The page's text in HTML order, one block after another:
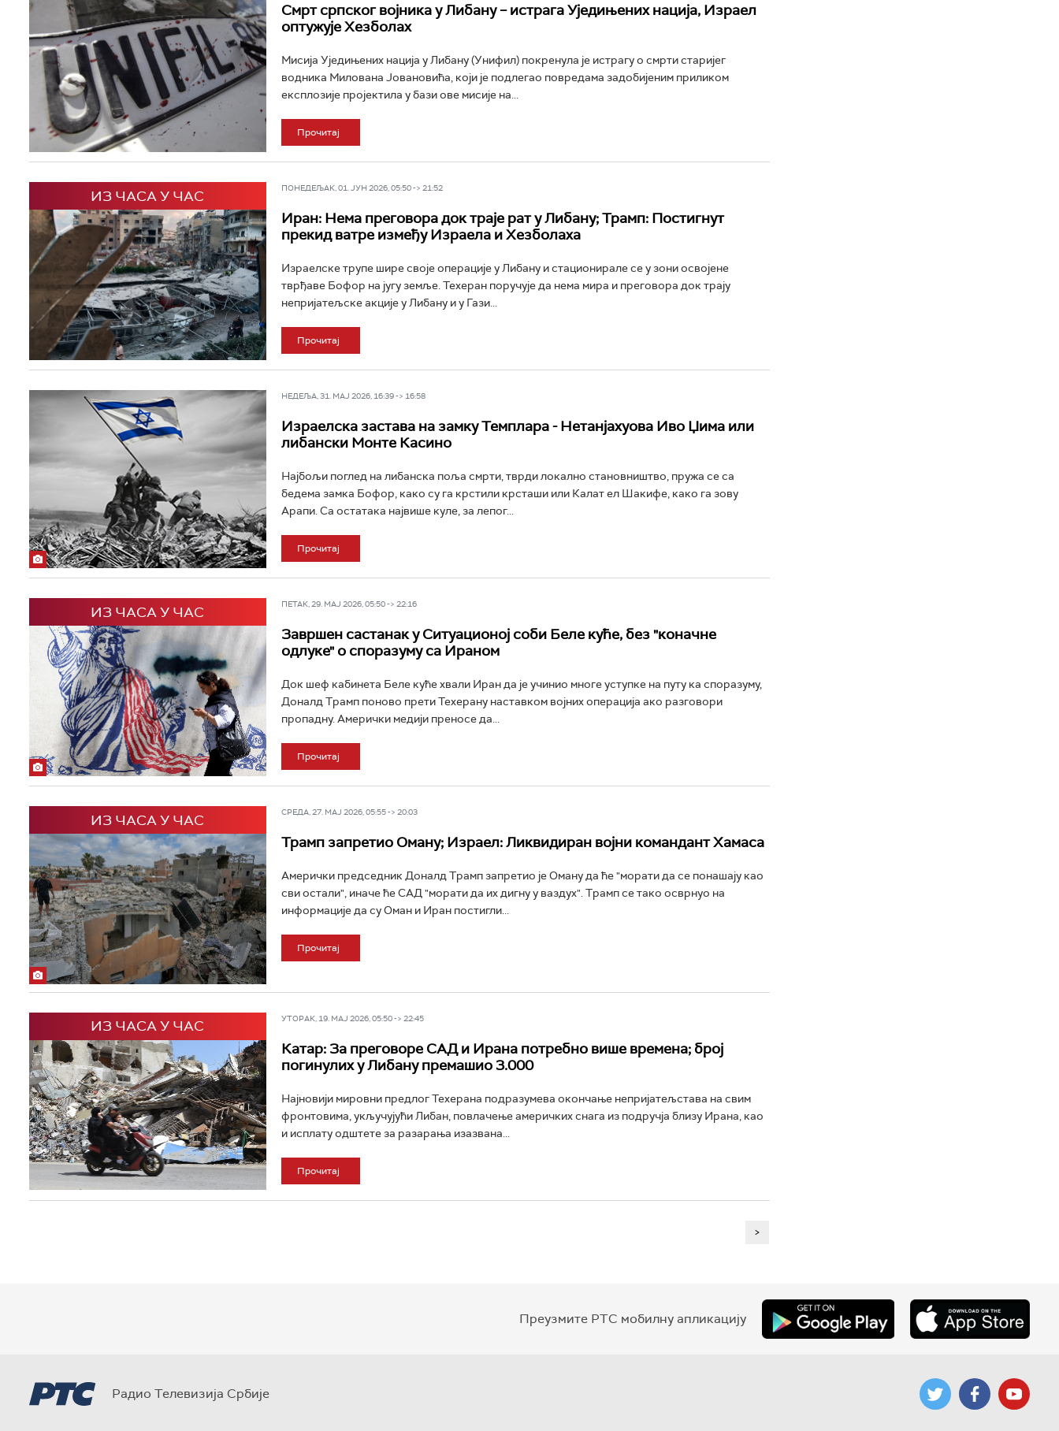
Смрт српског војника у Либану – истрага Уједињених нација, Израел
оптужује Хезболах
Мисија Уједињених нација у Либану (Унифил) покренула је истрагу о смрти старијег
водника Милована Јовановића, који је подлегао повредама задобијеним приликом
експлозије пројектила у бази ове мисије на...
Прочитај
ИЗ ЧАСА У ЧАС ПОНЕДЕЉАК, 01. ЈУН 2026, 05:50 -> 21:52
Иран: Нема преговора док траје рат у Либану; Трамп: Постигнут
прекид ватре између Израела и Хезболаха
Израелске трупе шире своје операције у Либану и стационирале се у зони освојене
тврђаве Бофор на југу земље. Техеран поручује да нема мира и преговора док трају
непријатељске акције у Либану и у Гази...
Прочитај
НЕДЕЉА, 31. МАЈ 2026, 16:39 -> 16:58
Израелска застава на замку Темплара - Нетанјахуова Иво Џима или
либански Монте Касино
Најбољи поглед на либанска поља смрти, тврди локално становништво, пружа се са
бедема замка Бофор, како су га крстили крсташи или Калат ел Шакифе, како га зову
Арапи. Са остатака највише куле, за лепог...
Прочитај
ИЗ ЧАСА У ЧАС ПЕТАК, 29. МАЈ 2026, 05:50 -> 22:16
Завршен састанак у Ситуационој соби Беле куће, без "коначне
одлуке" о споразуму са Ираном
Док шеф кабинета Беле куће хвали Иран да је учинио многе уступке на путу ка споразуму,
Доналд Трамп поново прети Техерану наставком војних операција ако разговори
пропадну. Амерички медији преносе да...
Прочитај
ИЗ ЧАСА У ЧАС СРЕДА, 27. МАЈ 2026, 05:55 -> 20:03
Трамп запретио Оману; Израел: Ликвидиран војни командант Хамаса
Амерички председник Доналд Трамп запретио је Оману да ће "морати да се понашају као
сви остали", иначе ће САД "морати да их дигну у ваздух". Трамп се тако осврнуо на
информације да су Оман и Иран постигли...
Прочитај
ИЗ ЧАСА У ЧАС УТОРАК, 19. МАЈ 2026, 05:50 -> 22:45
Катар: За преговоре САД и Ирана потребно више времена; број
погинулих у Либану премашио 3.000
Најновији мировни предлог Техерана подразумева окончање непријатељстава на свим
фронтовима, укључујући Либан, повлачење америчких снага из подручја близу Ирана, као
и исплату одштете за разарања изазвана...
Прочитај
>
Преузмите РТС мобилну апликацију
Радио Телевизија Србије